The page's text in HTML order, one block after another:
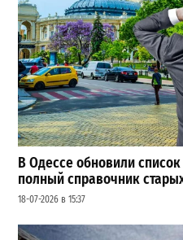
В Одессе обновили
полный справочник
18-07-2026 в 15:37